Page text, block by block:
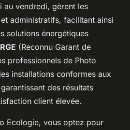
au vendredi, gèrent les
administratifs, facilitant ainsi
solutions énergétiques
(Reconnu Garant de
professionnels de Photo
installations conformes aux
des résultats
client élevée.
Ecologie, vous optez pour